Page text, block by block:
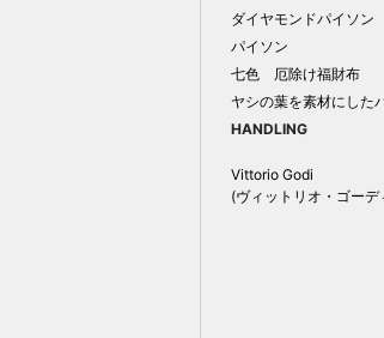
ダイヤモンドパイソン
パイソン
七色 厄除け福財布
ヤシの葉を素材にした
HANDLING
Vittorio Godi
(ヴィットリオ・ゴーデ